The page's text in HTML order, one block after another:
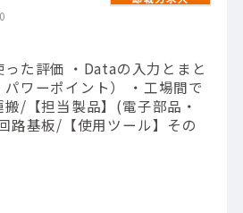
った評価 ・Dataの入力とまと
ワーポイント） ・工場間で
/【担当製品】(電子部品・
路基板/【使用ツール】その